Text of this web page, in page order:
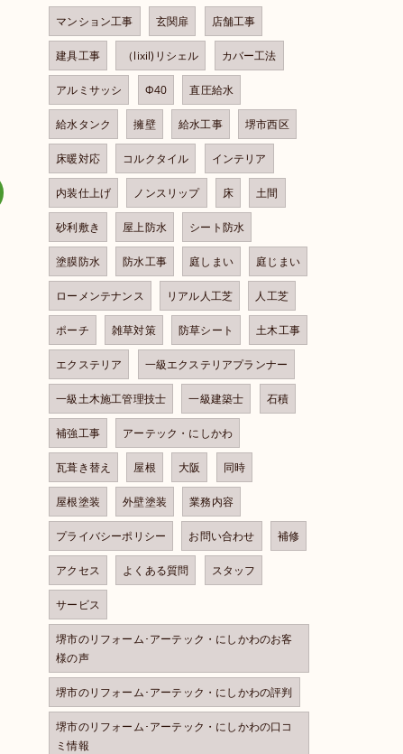
マンション工事 玄関扉 店舗工事
建具工事 （lixil)リシェル カバー工法
アルミサッシ Φ40 直圧給水
給水タンク 擁壁 給水工事 堺市西区
床暖対応 コルクタイル インテリア
内装仕上げ ノンスリップ 床 土間
砂利敷き 屋上防水 シート防水
塗膜防水 防水工事 庭しまい 庭じまい
ローメンテナンス リアル人工芝 人工芝
ポーチ 雑草対策 防草シート 土木工事
エクステリア 一級エクステリアプランナー
一級土木施工管理技士 一級建築士 石積
補強工事 アーテック・にしかわ
瓦葺き替え 屋根 大阪 同時
屋根塗装 外壁塗装 業務内容
プライバシーポリシー お問い合わせ 補修
アクセス よくある質問 スタッフ
サービス
堺市のリフォーム･アーテック・にしかわのお客
様の声
堺市のリフォーム･アーテック・にしかわの評判
堺市のリフォーム･アーテック・にしかわの口コ
ミ情報